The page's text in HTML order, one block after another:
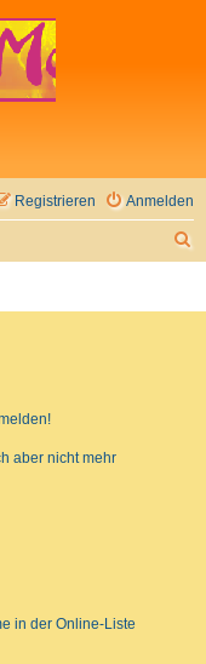
Anmelden
Registrieren
aber nicht mehr
in der Online-Liste